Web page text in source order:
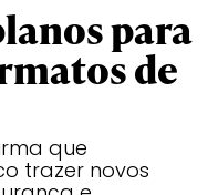
para
de
que
trazer novos